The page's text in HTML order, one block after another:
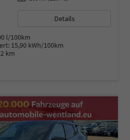
Details
l/100km
15,90 kWh/100km
km